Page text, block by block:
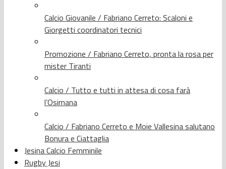
Calcio Giovanile / Fabriano Cerreto: Scaloni e
Giorgetti coordinatori tecnici
Promozione / Fabriano Cerreto, pronta la rosa per
mister Tiranti
Calcio / Tutto e tutti in attesa di cosa farà
l’Osimana
Calcio / Fabriano Cerreto e Moie Vallesina salutano
Bonura e Ciattaglia
Jesina Calcio Femminile
Rugby Jesi